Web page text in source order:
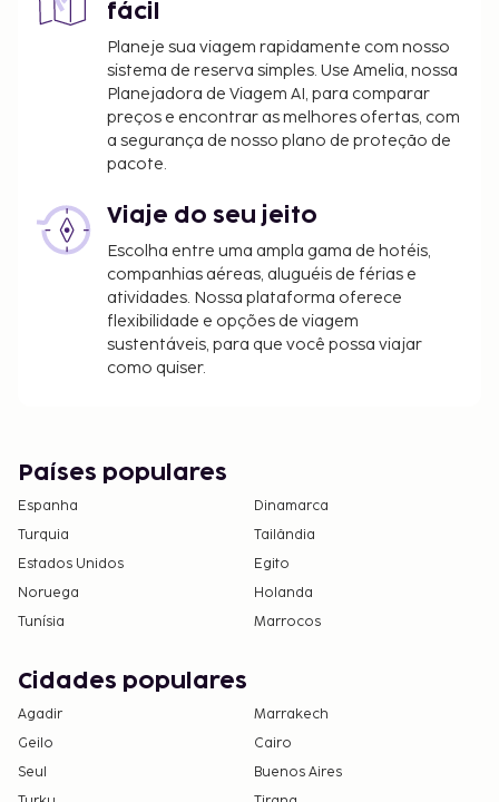
fácil
Planeje sua viagem rapidamente com nosso
sistema de reserva simples. Use Amelia, nossa
Planejadora de Viagem AI, para comparar
preços e encontrar as melhores ofertas, com
a segurança de nosso plano de proteção de
pacote.
Viaje do seu jeito
Escolha entre uma ampla gama de hotéis,
companhias aéreas, aluguéis de férias e
atividades. Nossa plataforma oferece
flexibilidade e opções de viagem
sustentáveis, para que você possa viajar
como quiser.
Países populares
Espanha
Dinamarca
Turquia
Tailândia
Estados Unidos
Egito
Noruega
Holanda
Tunísia
Marrocos
Cidades populares
Agadir
Marrakech
Geilo
Cairo
Seul
Buenos Aires